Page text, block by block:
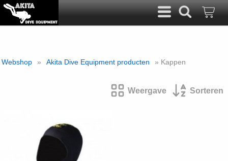
Webshop » Akita Dive Equipment producten » Kappen
Weergave Sorteren